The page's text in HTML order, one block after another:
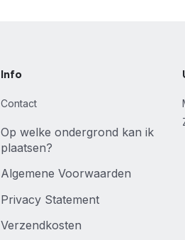
Info
Contact
Op welke ondergrond kan ik
plaatsen?
Algemene Voorwaarden
Privacy Statement
Verzendkosten